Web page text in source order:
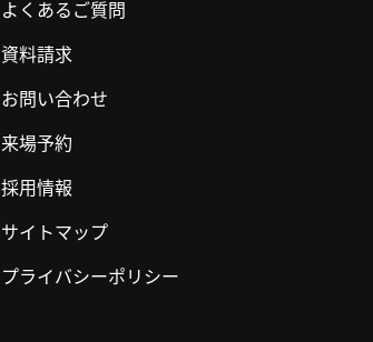
よくあるご質問
資料請求
お問い合わせ
来場予約
採用情報
サイトマップ
プライバシーポリシー